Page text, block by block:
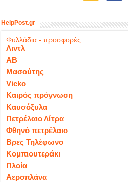
HelpPost.gr
Φυλλάδια - προσφορές
Λιντλ
ΑΒ
Μασούτης
Vicko
Καιρός πρόγνωση
Καυσόξυλα
Πετρέλαιο Λίτρα
Φθηνό πετρέλαιο
Βρες Τηλέφωνο
Κομπιουτεράκι
Πλοία
Αεροπλάνα